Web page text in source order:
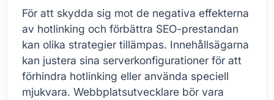
För att skydda sig mot de negativa effekterna
av hotlinking och förbättra SEO-prestandan
kan olika strategier tillämpas. Innehållsägarna
kan justera sina serverkonfigurationer för att
förhindra hotlinking eller använda speciell
mjukvara. Webbplatsutvecklare bör vara